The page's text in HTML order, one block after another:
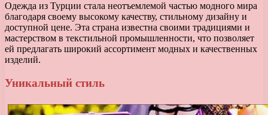
Одежда из Турции стала неотъемлемой частью модного мира
благодаря своему высокому качеству, стильному дизайну и
доступной цене. Эта страна известна своими традициями и
мастерством в текстильной промышленности, что позволяет
ей предлагать широкий ассортимент модных и качественных
изделий.
Уникальный стиль